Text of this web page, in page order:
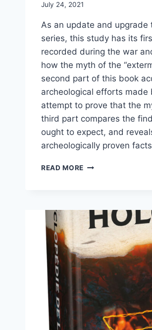
July 24, 2021
As an update and upgrade
series, this study has its
recorded during the war
how the myth of the
second part of this book
archeological efforts made
attempt to prove that the
third part compares the
ought to expect, and
archeologically proven
READ MORE THE
SOBIBÓR,
BEŁŻEC